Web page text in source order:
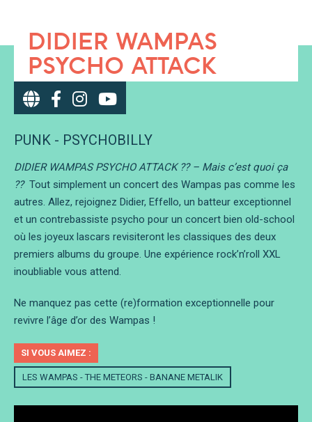
DIDIER WAMPAS
PSYCHO ATTACK
PUNK - PSYCHOBILLY
DIDIER WAMPAS PSYCHO ATTACK ?? – Mais c’est quoi ça
??Tout simplement un concert des Wampas pas comme les
autres. Allez, rejoignez Didier, Effello, un batteur exceptionnel
et un contrebassiste psycho pour un concert bien old-school
où les joyeux lascars revisiteront les classiques des deux
premiers albums du groupe. Une expérience rock’n’roll XXL
inoubliable vous attend.
Ne manquez pas cette (re)formation exceptionnelle pour
revivre l’âge d’or des Wampas !
SI VOUS AIMEZ :
LES WAMPAS - THE METEORS - BANANE METALIK